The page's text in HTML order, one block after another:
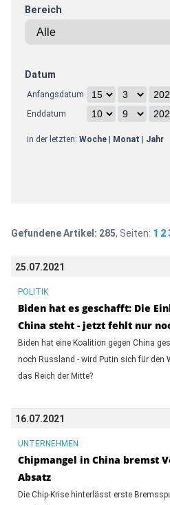
Bereich
Datum
Anfangsdatum
Enddatum
in der letzten: Woche| Monat Jahr
Gefundene Artikel: 285, Seiten: 1 2
25.07.2021
POLITIK
Biden hat es geschafft: Die
China steht - jetzt fehlt nur
Biden hat eine Koalition gegen China
noch Russland - wird Putin sich für den
das Reich der Mitte?
16.07.2021
UNTERNEHMEN
Chipmangel in China bremst
Absatz
Die Chip-Krise hinterlässt erste